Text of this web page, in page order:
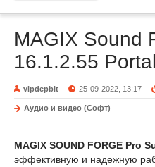
MAGIX Sound
16.1.2.55
vipdepbit 25-09-2022, 13:17
Аудио и видео (Софт)
MAGIX SOUND FORGE Pro
эффективную и надежную